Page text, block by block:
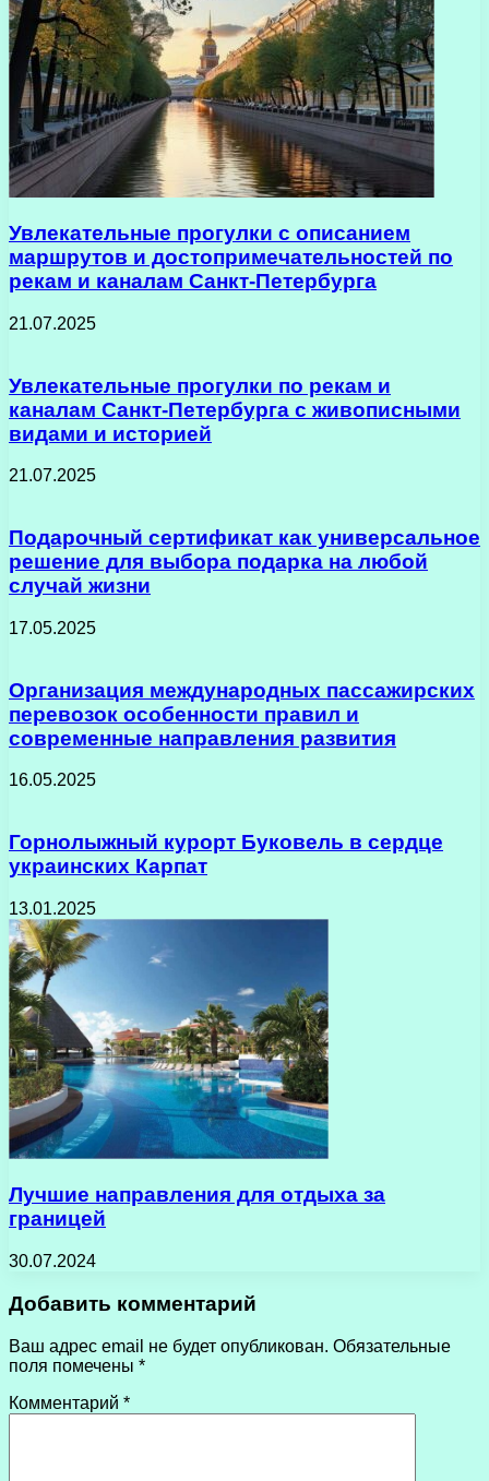
Увлекательные прогулки с описанием
маршрутов и достопримечательностей по
рекам и каналам Санкт-Петербурга
21.07.2025
Увлекательные прогулки по рекам и
каналам Санкт-Петербурга с живописными
видами и историей
21.07.2025
Подарочный сертификат как универсальное
решение для выбора подарка на любой
случай жизни
17.05.2025
Организация международных пассажирских
перевозок особенности правил и
современные направления развития
16.05.2025
Горнолыжный курорт Буковель в сердце
украинских Карпат
13.01.2025
Лучшие направления для отдыха за
границей
30.07.2024
Добавить комментарий
Ваш адрес email не будет опубликован. Обязательные
поля помечены *
Комментарий *